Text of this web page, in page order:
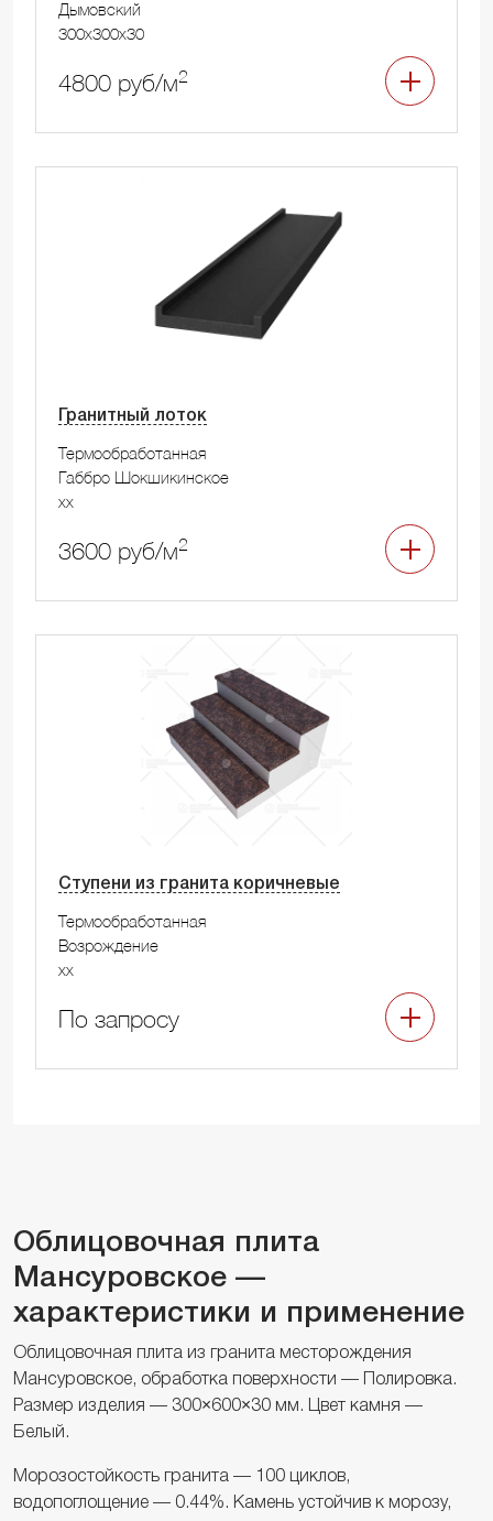
Дымовский
300x300x30
4800 руб/м2
Гранитный лоток
Термообработанная
Габбро Шокшикинское
xx
3600 руб/м2
Ступени из гранита коричневые
Термообработанная
Возрождение
xx
По запросу
Облицовочная плита
Мансуровское —
характеристики и применение
Облицовочная плита из гранита месторождения
Мансуровское, обработка поверхности — Полировка.
Размер изделия — 300×600×30 мм. Цвет камня —
Белый.
Морозостойкость гранита — 100 циклов,
водопоглощение — 0.44%. Камень устойчив к морозу,